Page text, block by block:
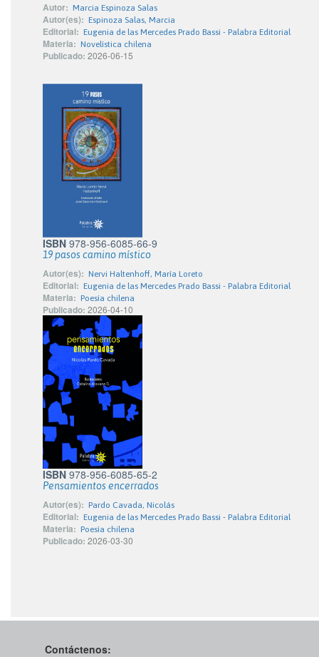
Autor: Marcia Espinoza Salas
Autor(es): Espinoza Salas, Marcia
Editorial: Eugenia de las Mercedes Prado Bassi - Palabra Editorial
Materia: Novelística chilena
Publicado: 2026-06-15
ISBN 978-956-6085-66-9
19 pasos camino místico
Autor(es): Nervi Haltenhoff, María Loreto
Editorial: Eugenia de las Mercedes Prado Bassi - Palabra Editorial
Materia: Poesía chilena
Publicado: 2026-04-10
ISBN 978-956-6085-65-2
Pensamientos encerrados
Autor(es): Pardo Cavada, Nicolás
Editorial: Eugenia de las Mercedes Prado Bassi - Palabra Editorial
Materia: Poesía chilena
Publicado: 2026-03-30
Contáctenos: